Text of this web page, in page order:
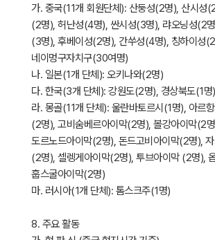
가. 중국(11개 회원단체): 산둥성(2명), 산시성
(2명), 허난성(4명), 싼시성(3명), 랴오닝성(2
(3명), 후베이성(2명), 간쑤성(4명), 칭하이성(2
네이멍구자치구(30여명)
나. 일본(1개 단체): 오키나와(2명)
다. 한국(3개 단체): 강원도(2명), 경상북도(1
라. 몽골(11개 단체): 울란바토르시(1명), 아르
(2명), 고비숨베르아이막(2명), 볼강아이막(2명
도르노드아이막(2명), 돈드고비아이막(2명),
(2명), 셀렝게아이막(2명), 투브아이막 (2명),
훕스굴아이막(2명)
마. 러시아(1개 단체): 톰스크주(1명)
8. 주요 활동